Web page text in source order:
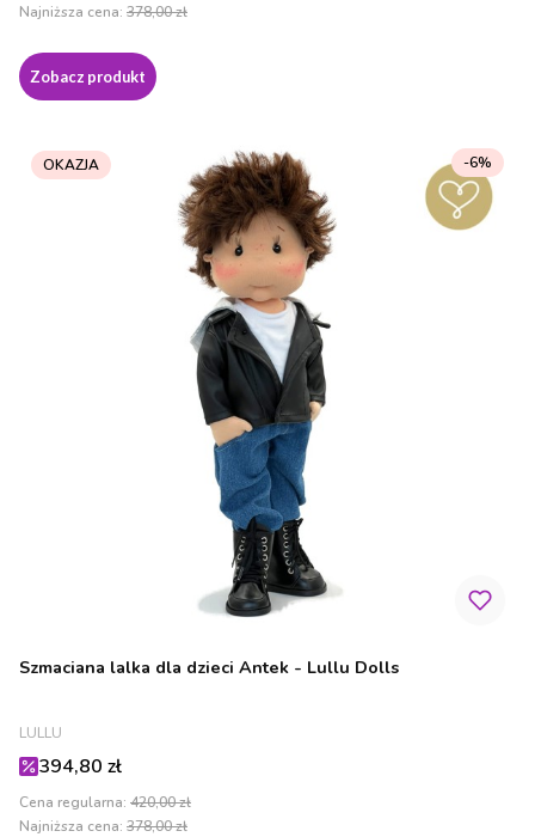
Najniższa cena: 378,00 zł
Zobacz produkt
OKAZJA
Szmaciana lalka dla dzieci Antek - Lullu Dolls
PRODUCENT
LULLU
Cena promocyjna
394,80 zł
Cena regularna: 420,00 zł
-6%
Najniższa cena: 378,00 zł